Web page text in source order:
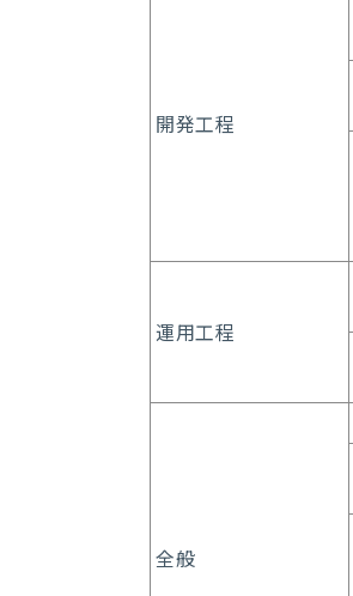
開発工程
運用工程
全般